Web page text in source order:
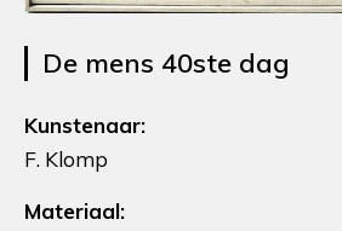
De mens 40ste dag
Kunstenaar:
F. Klomp
Materiaal: